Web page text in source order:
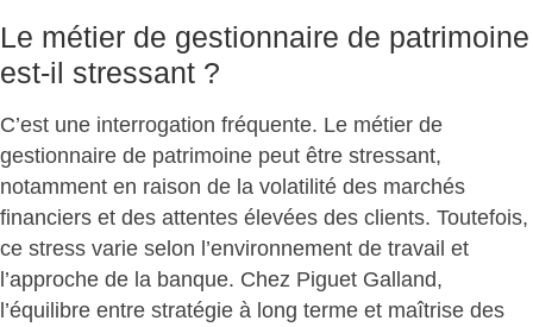
Le métier de gestionnaire de patrimoine
est-il stressant ?
C’est une interrogation fréquente. Le métier de
gestionnaire de patrimoine peut être stressant,
notamment en raison de la volatilité des marchés
financiers et des attentes élevées des clients. Toutefois,
ce stress varie selon l’environnement de travail et
l’approche de la banque. Chez Piguet Galland,
l’équilibre entre stratégie à long terme et maîtrise des